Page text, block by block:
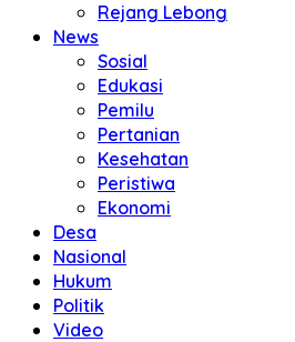
Rejang Lebong
News
Sosial
Edukasi
Pemilu
Pertanian
Kesehatan
Peristiwa
Ekonomi
Desa
Nasional
Hukum
Politik
Video